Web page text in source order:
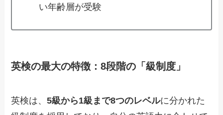
い年齢層が受験
英検の最大の特徴：8段階の「級制度」
英検は、5級から1級まで8つのレベルに分かれた